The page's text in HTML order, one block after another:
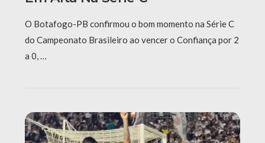
O Botafogo-PB confirmou o bom momento na Série C
do Campeonato Brasileiro ao vencer o Confiança por 2
a 0, …